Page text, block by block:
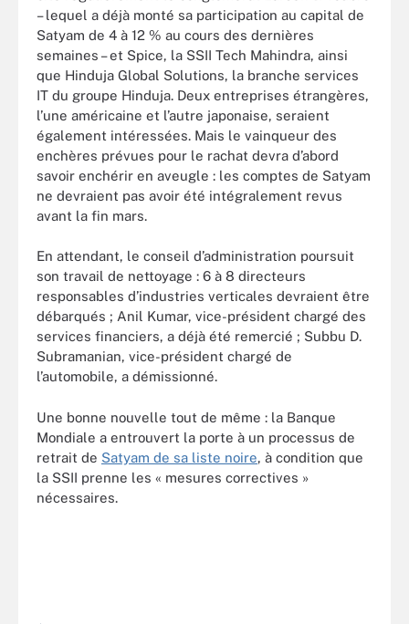
– lequel a déjà monté sa participation au capital de
Satyam de 4 à 12 % au cours des dernières
semaines – et Spice, la SSII Tech Mahindra, ainsi
que Hinduja Global Solutions, la branche services
IT du groupe Hinduja. Deux entreprises étrangères,
l’une américaine et l’autre japonaise, seraient
également intéressées. Mais le vainqueur des
enchères prévues pour le rachat devra d’abord
savoir enchérir en aveugle : les comptes de Satyam
ne devraient pas avoir été intégralement revus
avant la fin mars.
En attendant, le conseil d’administration poursuit
son travail de nettoyage : 6 à 8 directeurs
responsables d’industries verticales devraient être
débarqués ; Anil Kumar, vice-président chargé des
services financiers, a déjà été remercié ; Subbu D.
Subramanian, vice-président chargé de
l’automobile, a démissionné.
Une bonne nouvelle tout de même : la Banque
Mondiale a entrouvert la porte à un processus de
retrait de Satyam de sa liste noire, à condition que
la SSII prenne les « mesures correctives »
nécessaires.